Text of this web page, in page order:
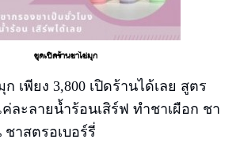
ชุดเปิดร้านชาไข่มุก
เพียง 3,800 เปิดร้านได้เลย สูตร
ละลายน้ำร้อนเสิร์ฟ ทำชาเผือก ชา
าสตรอเบอร์รี่